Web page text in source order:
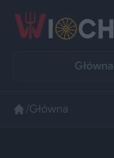
Główna
Główna